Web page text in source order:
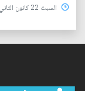
السبت 22 كانون الثاني 2022